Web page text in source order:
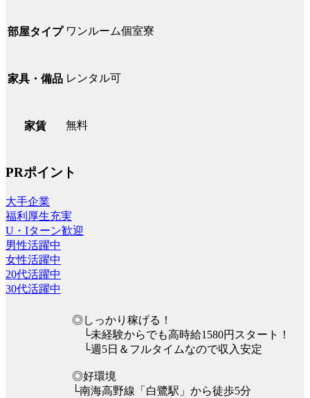
部屋タイプ ワンルーム個室寮
家具・備品 レンタル可
家賃 無料
PRポイント
大手企業
福利厚生充実
U・Iターン歓迎
男性活躍中
女性活躍中
20代活躍中
30代活躍中
◎しっかり稼げる！
└未経験からでも高時給1580円スタート！
└週5日＆フルタイムなので収入安定
◎好環境
└南海高野線「白鷺駅」から徒歩5分